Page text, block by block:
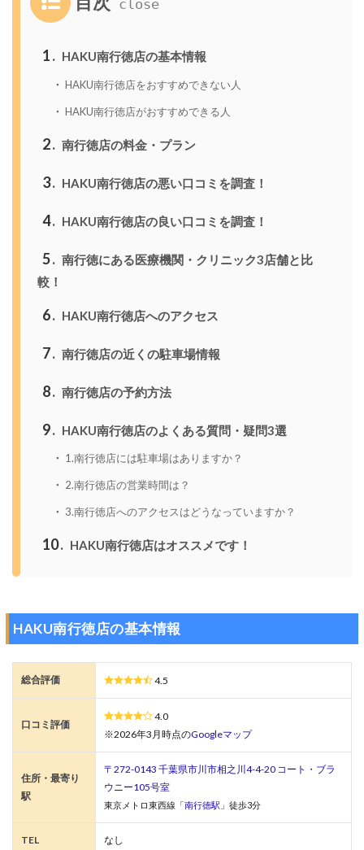
1 HAKU南行徳店の基本情報
HAKU南行徳店をおすすめできない人
HAKU南行徳店がおすすめできる人
2 南行徳店の料金・プラン
3 HAKU南行徳店の悪い口コミを調査！
4 HAKU南行徳店の良い口コミを調査！
5
南行徳にある医療機関・クリニック3店舗と比
較！
6 HAKU南行徳店へのアクセス
7 南行徳店の近くの駐車場情報
8 南行徳店の予約方法
9 HAKU南行徳店のよくある質問・疑問3選
1.南行徳店には駐車場はありますか？
2.南行徳店の営業時間は？
3.南行徳店へのアクセスはどうなっていますか？
10 HAKU南行徳店はオススメです！
HAKU南行徳店の基本情報
総合評価 4.5
口コミ評価
4.0
※2026年3月時点のGoogleマップ
住所・最寄り
駅
〒272-0143 千葉県市川市相之川4-4-20 コート・ブラ
ウニー105号室
東京メトロ東西線「南行徳駅 」徒歩3分
TEL なし